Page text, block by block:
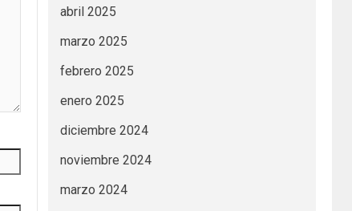
abril 2025
marzo 2025
febrero 2025
enero 2025
diciembre 2024
noviembre 2024
marzo 2024